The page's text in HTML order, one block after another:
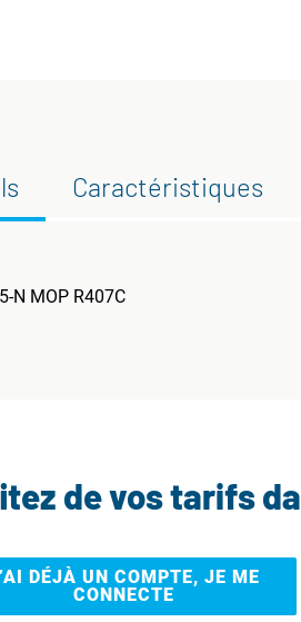
Caractéristiques
N MOP R407C
de vos tarifs
DÉJÀ UN COMPTE, JE ME
CONNECTE